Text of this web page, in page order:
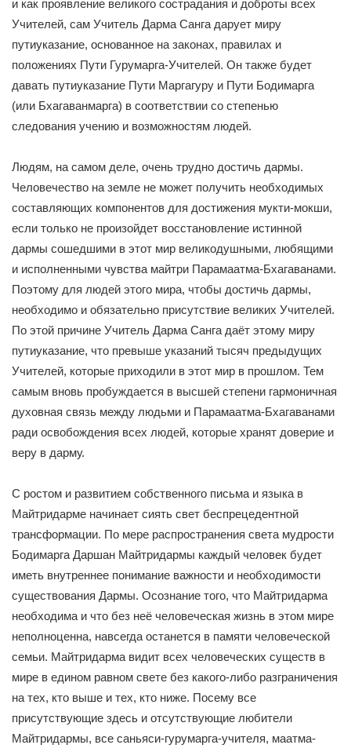
и как проявление великого сострадания и доброты всех
Учителей, сам Учитель Дарма Санга дарует миру
путиуказание, основанное на законах, правилах и
положениях Пути Гурумарга-Учителей. Он также будет
давать путиуказание Пути Маргагуру и Пути Бодимарга
(или Бхагаванмарга) в соответствии со степенью
следования учению и возможностям людей.
Людям, на самом деле, очень трудно достичь дармы.
Человечество на земле не может получить необходимых
составляющих компонентов для достижения мукти-мокши,
если только не произойдет восстановление истинной
дармы сошедшими в этот мир великодушными, любящими
и исполненными чувства майтри Парамаатма-Бхагаванами.
Поэтому для людей этого мира, чтобы достичь дармы,
необходимо и обязательно присутствие великих Учителей.
По этой причине Учитель Дарма Санга даёт этому миру
путиуказание, что превыше указаний тысяч предыдущих
Учителей, которые приходили в этот мир в прошлом. Тем
самым вновь пробуждается в высшей степени гармоничная
духовная связь между людьми и Парамаатма-Бхагаванами
ради освобождения всех людей, которые хранят доверие и
веру в дарму.
С ростом и развитием собственного письма и языка в
Майтридарме начинает сиять свет беспрецедентной
трансформации. По мере распространения света мудрости
Бодимарга Даршан Майтридармы каждый человек будет
иметь внутреннее понимание важности и необходимости
существования Дармы. Осознание того, что Майтридарма
необходима и что без неё человеческая жизнь в этом мире
неполноценна, навсегда останется в памяти человеческой
семьи. Майтридарма видит всех человеческих существ в
мире в едином равном свете без какого-либо разграничения
на тех, кто выше и тех, кто ниже. Посему все
присутствующие здесь и отсутствующие любители
Майтридармы, все саньяси-гурумарга-учителя, маатма-